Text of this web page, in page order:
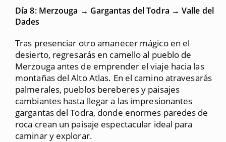
Día 8: Merzouga → Gargantas del Todra → Valle del
Dades
Tras presenciar otro amanecer mágico en el
desierto, regresarás en camello al pueblo de
Merzouga antes de emprender el viaje hacia las
montañas del Alto Atlas. En el camino atravesarás
palmerales, pueblos bereberes y paisajes
cambiantes hasta llegar a las impresionantes
gargantas del Todra, donde enormes paredes de
roca crean un paisaje espectacular ideal para
caminar y explorar.